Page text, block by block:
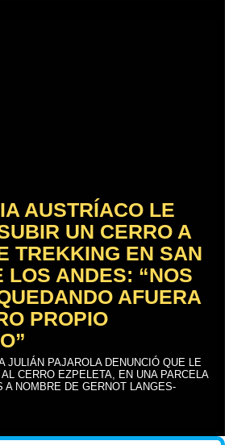
AUSTRÍACO LE
UN CERRO A
TREKKING EN SAN
LOS ANDES: “NOS
AFUERA
PROPIO
JULIÁN PAJAROLA DENUNCIÓ QUE LE
CERRO EZPELETA, EN UNA PARCELA
A NOMBRE DE GERNOT LANGES-